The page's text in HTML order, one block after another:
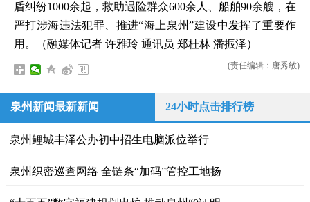
盾纠纷1000余起，救助遇险群众600余人、船舶90余艘，在
严打涉海违法犯罪、推进“海上泉州”建设中发挥了重要作
用。（融媒体记者 许雅玲 通讯员 郑桂林 潘振泽）
(责任编辑：唐秀敏)
泉州新闻最新新闻 24小时点击排行榜
泉州鲤城丰泽公办初中招生电脑派位举行
泉州织密巡查网络 全链条“加码”管控工地扬